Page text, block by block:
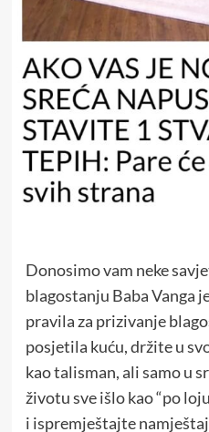
Donosimo vam neke
blagostanju Baba Vanga
pravila za prizivanje
posjetila kuću, držite u
kao talisman, ali samo u
životu sve išlo kao “po
i ispremještajte